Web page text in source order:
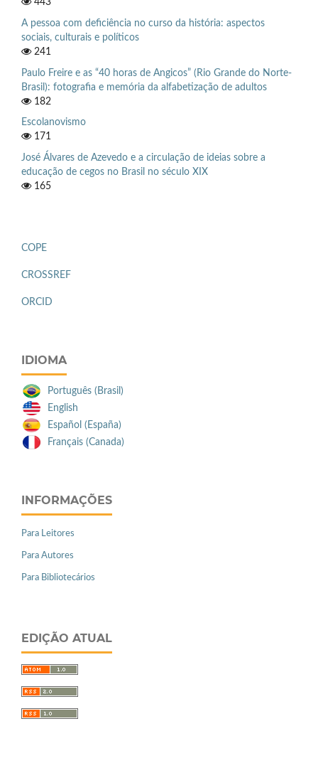
A pessoa com deficiência no curso da história: aspectos
sociais, culturais e políticos
241
Paulo Freire e as “40 horas de Angicos” (Rio Grande do Norte-
Brasil): fotografia e memória da alfabetização de adultos
182
Escolanovismo
171
José Álvares de Azevedo e a circulação de ideias sobre a
educação de cegos no Brasil no século XIX
165
COPE
CROSSREF
ORCID
IDIOMA
Português (Brasil)
English
Español (España)
Français (Canada)
INFORMAÇÕES
Para Leitores
Para Autores
Para Bibliotecários
EDIÇÃO ATUAL